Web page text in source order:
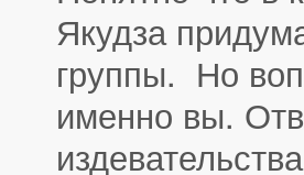
Якудза
группы. Но
именно вы.